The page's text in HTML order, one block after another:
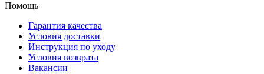
Помощь
Гарантия качества
Условия доставки
Инструкция по уходу
Условия возврата
Вакансии